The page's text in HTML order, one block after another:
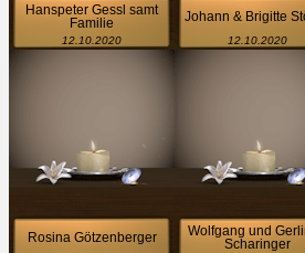
Hanspeter Gessl samt
Familie
12.10.2020
Johann & Brigitte
12.10.2020
Rosina Götzenberger
Wolfgang und
Scharinger